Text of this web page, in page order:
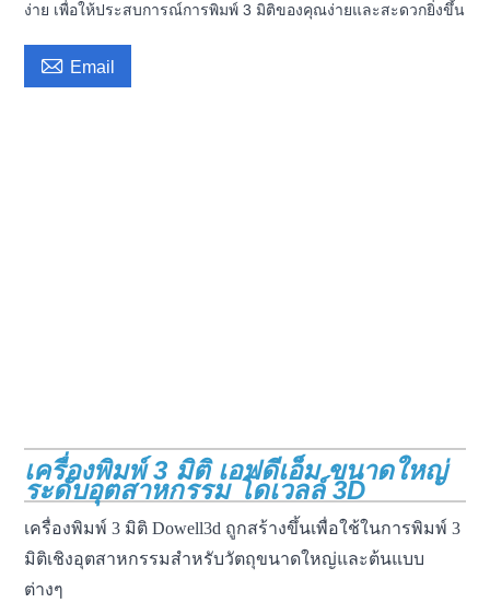
ง่าย เพื่อให้ประสบการณ์การพิมพ์ 3 มิติของคุณง่ายและสะดวกยิ่งขึ้น
 Email
เครื่องพิมพ์ 3 มิติ เอฟดีเอ็ม ขนาดใหญ่
ระดับอุตสาหกรรม โดเวลล์ 3D
เครื่องพิมพ์ 3 มิติ Dowell3d ถูกสร้างขึ้นเพื่อใช้ในการพิมพ์ 3
มิติเชิงอุตสาหกรรมสำหรับวัตถุขนาดใหญ่และต้นแบบ
ต่างๆ